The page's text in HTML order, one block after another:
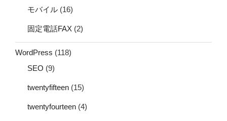
モバイル (16)
固定電話FAX (2)
WordPress (118)
SEO (9)
twentyfifteen (15)
twentyfourteen (4)